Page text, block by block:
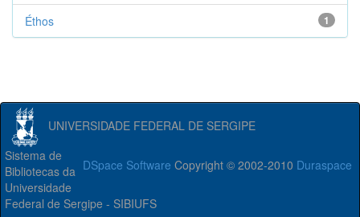
1
Éthos
UNIVERSIDADE FEDERAL DE SERGIPE
DSpace Software Copyright © 2002-2010 Duraspace
Sistema de
Bibliotecas da
Universidade
Federal de Sergipe - SIBIUFS